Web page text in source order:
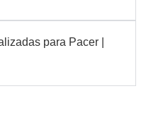
para Pacer |